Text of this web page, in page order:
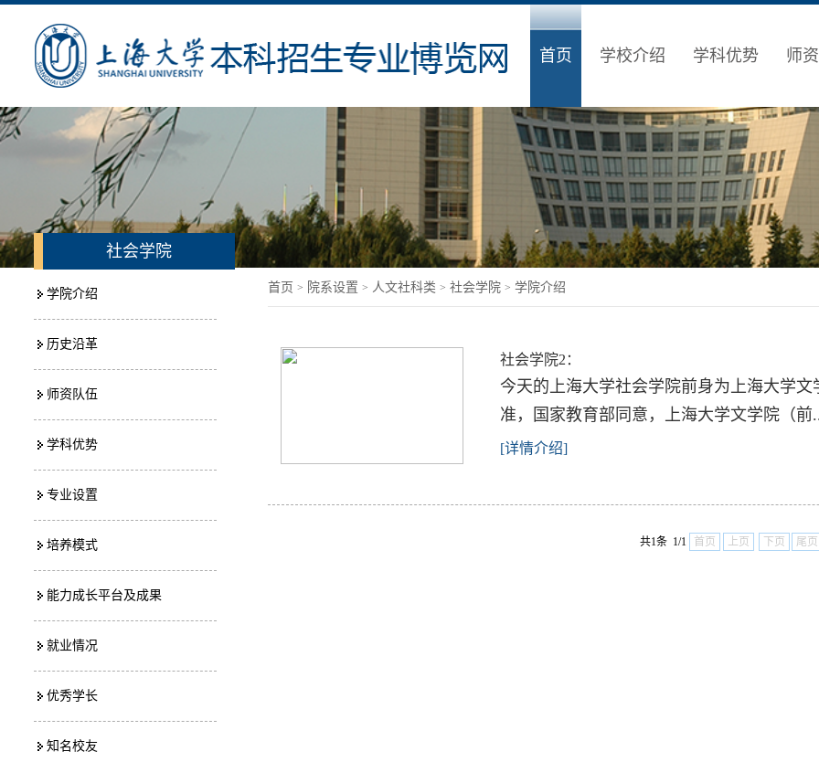
首页 学校介绍 学科优势 师
社会学院
学院介绍
历史沿革
师资队伍
学科优势
专业设置
培养模式
能力成长平台及成果
就业情况
优秀学长
知名校友
首页 > 院系设置 > 人文社科类 > 社会学院 > 学院介绍
社会学院2：
今天的上海大学社会学院前身为上海大学
准，国家教育部同意，上海大学文学院（前
[详情介绍]
共1条 1/1 首页 上页 下页 尾页